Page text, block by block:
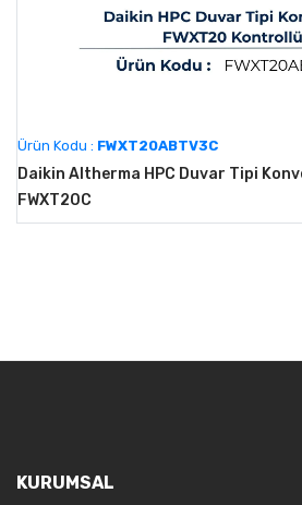
Ürün Kodu : FWXT20ABTV3C
Daikin Altherma HPC Duvar Tipi
FWXT20C
KURUMSAL